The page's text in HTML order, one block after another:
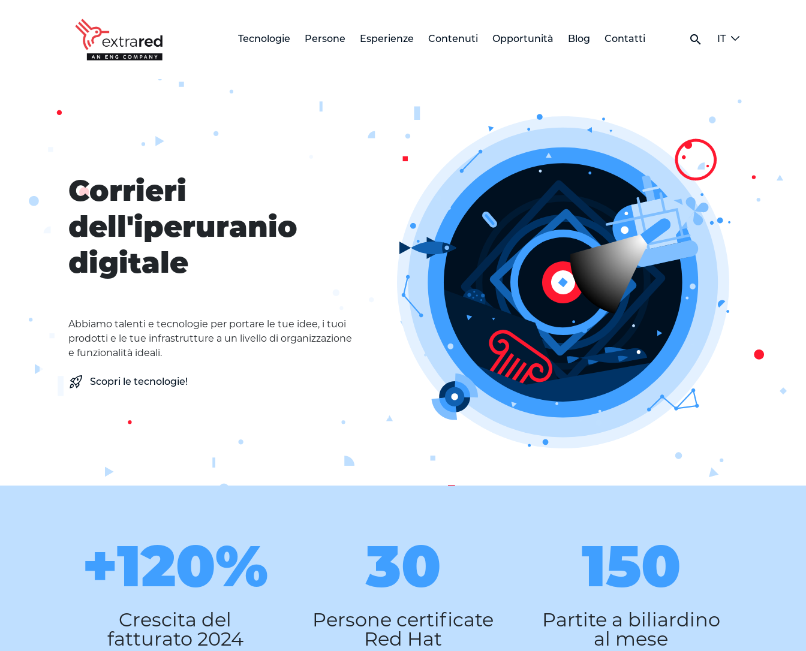
Tecnologie Persone Esperienze Contenuti Opportunità Blog Contatti search
Corrieri
dell'iperuranio
digitale
Abbiamo talenti e tecnologie per portare le tue idee, i tuoi
prodotti e le tue infrastrutture a un livello di organizzazione
e funzionalità ideali.
rocket_launch Scopri le tecnologie!
+120%
Crescita del
fatturato 2024
30
Persone certificate
Red Hat
150
Partite a biliardino
al mese